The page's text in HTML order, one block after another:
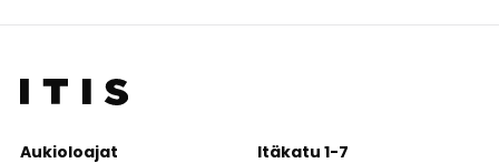
Aukioloajat
Itäkatu 1-7